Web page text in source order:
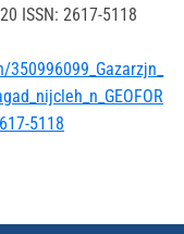
ISSN: 2617-5118
5118